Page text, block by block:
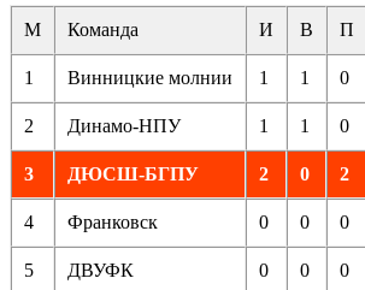
М Команда И В П
1 Винницкие молнии 1 1 0
2 Динамо-НПУ 1 1 0
3 ДЮСШ-БГПУ 2 0 2
4 Франковск 0 0 0
5 ДВУФК 0 0 0